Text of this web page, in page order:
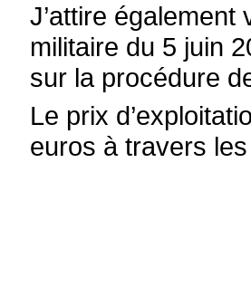
J’attire
militaire du 5 juin
sur la procédure
Le prix
euros à travers